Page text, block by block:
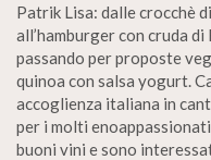
Patrik Lisa: dalle crocchè
all’hamburger con cruda
passando per proposte
quinoa con salsa yogurt.
accoglienza italiana in
per i molti
buoni vini e sono